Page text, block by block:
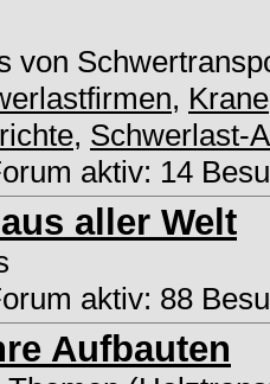
von
, Krane
, Schwerlast-
aktiv: 14
aller Welt
aktiv: 88
Aufbauten